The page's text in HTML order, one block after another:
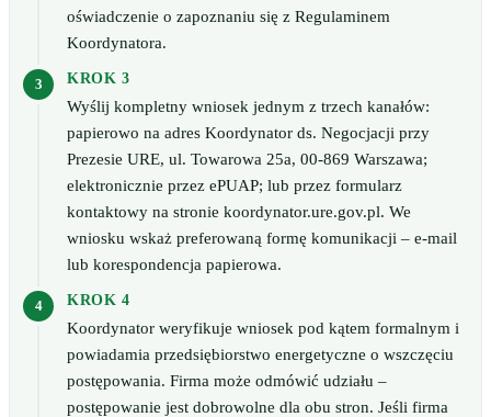
oświadczenie o zapoznaniu się z Regulaminem
Koordynatora.
KROK 3
Wyślij kompletny wniosek jednym z trzech kanałów:
papierowo na adres Koordynator ds. Negocjacji przy
Prezesie URE, ul. Towarowa 25a, 00-869 Warszawa;
elektronicznie przez ePUAP; lub przez formularz
kontaktowy na stronie koordynator.ure.gov.pl. We
wniosku wskaż preferowaną formę komunikacji – e-mail
lub korespondencja papierowa.
KROK 4
Koordynator weryfikuje wniosek pod kątem formalnym i
powiadamia przedsiębiorstwo energetyczne o wszczęciu
postępowania. Firma może odmówić udziału –
postępowanie jest dobrowolne dla obu stron. Jeśli firma